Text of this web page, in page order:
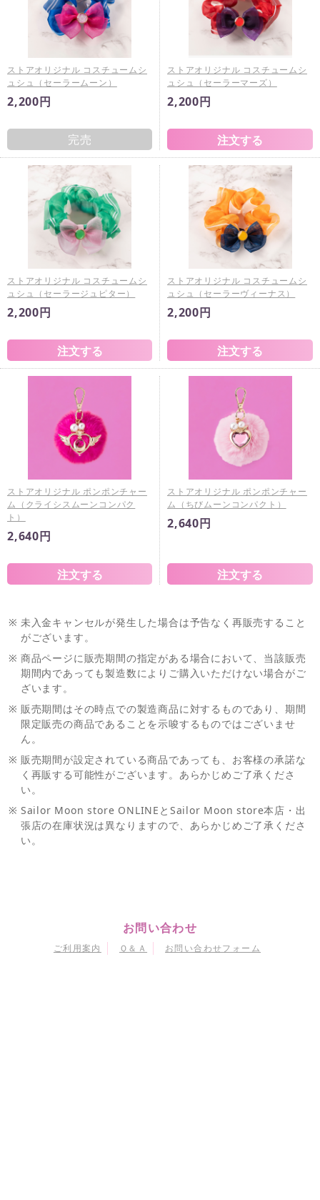
ストアオリジナル コスチュームシ
ュシュ（セーラームーン）
2,200円
完売
ストアオリジナル コスチュームシ
ュシュ（セーラーマーズ）
2,200円
ストアオリジナル コスチュームシ
ュシュ（セーラージュピター）
2,200円
ストアオリジナル コスチュームシ
ュシュ（セーラーヴィーナス）
2,200円
ストアオリジナル ポンポンチャー
ム（クライシスムーンコンパク
ト）
2,640円
ストアオリジナル ポンポンチャー
ム（ちびムーンコンパクト）
2,640円
※ 未入金キャンセルが発生した場合は予告なく再販売すること
がございます。
※ 商品ページに販売期間の指定がある場合において、当該販売
期間内であっても製造数によりご購入いただけない場合がご
ざいます。
※ 販売期間はその時点での製造商品に対するものであり、期間
限定販売の商品であることを示唆するものではございませ
ん。
※ 販売期間が設定されている商品であっても、お客様の承諾な
く再販する可能性がございます。あらかじめご了承くださ
い。
※ Sailor Moon store ONLINEとSailor Moon store本店・出
張店の在庫状況は異なりますので、あらかじめご了承くださ
い。
お問い合わせ
ご利用案内 Ｑ＆Ａ お問い合わせフォーム